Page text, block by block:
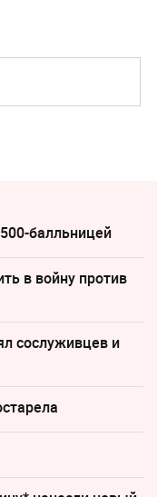
балльницей
в войну против
сослуживцев и